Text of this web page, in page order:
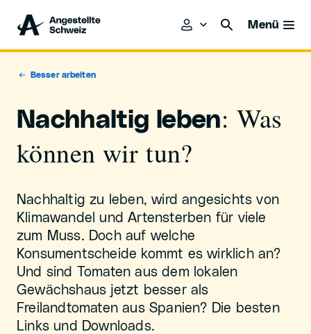
Menü
Besser arbeiten
Nachhaltig leben: Was
können wir tun?
Nachhaltig zu leben, wird angesichts von
Klimawandel und Artensterben für viele
zum Muss. Doch auf welche
Konsumentscheide kommt es wirklich an?
Und sind Tomaten aus dem lokalen
Gewächshaus jetzt besser als
Freilandtomaten aus Spanien? Die besten
Links und Downloads.